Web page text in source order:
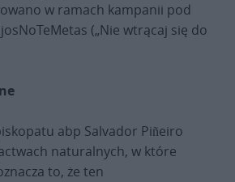
w ramach kampanii pod
(„Nie wtrącaj się do
abp Salvador Piñeiro
naturalnych, w które
to, że ten